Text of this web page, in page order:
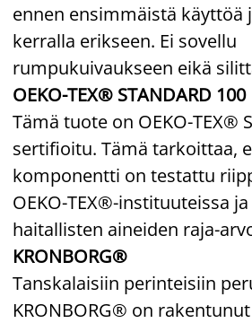
ennen ensimmäistä käyttöä
kerralla erikseen. Ei sovellu
rumpukuivaukseen eikä
OEKO-TEX® STANDARD 100
Tämä tuote on OEKO-TEX®
sertifioitu. Tämä tarkoittaa,
komponentti on testattu
OEKO-TEX®-instituuteissa
haitallisten aineiden raja-
KRONBORG®
Tanskalaisiin perinteisiin
KRONBORG® on